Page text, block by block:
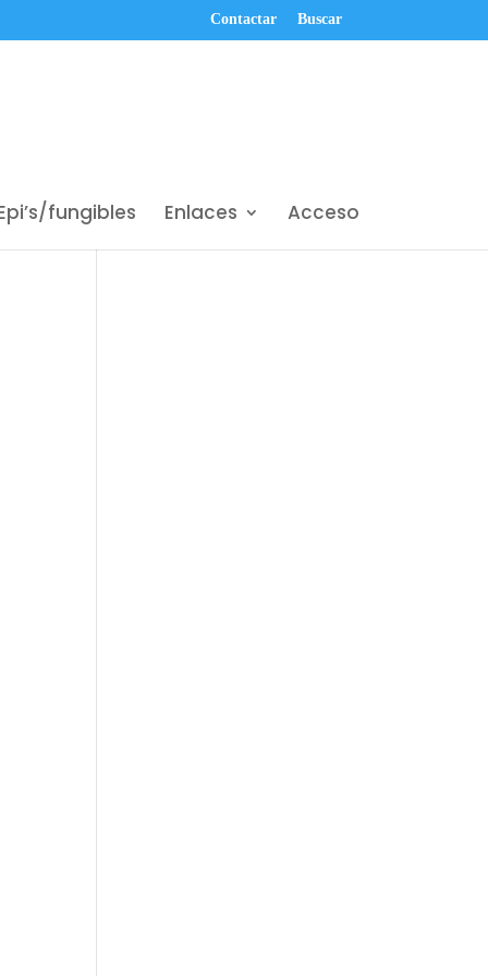
Contactar Buscar
fungibles Enlaces Acceso